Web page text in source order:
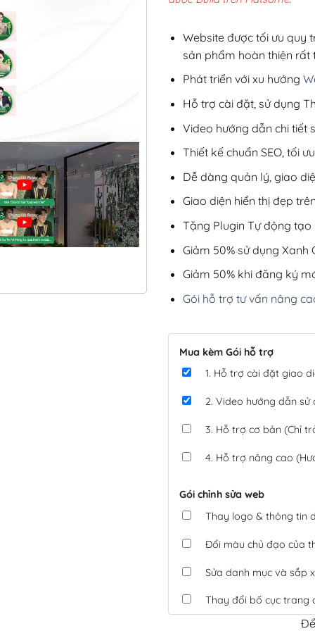
Website được tối ưu quy
sản phẩm hoàn thiện rất
Phát triển với xu hướng
Hỗ trợ cài đặt, sử dụng
Video hướng dẫn chi tiết
Thiết kế chuẩn SEO, tối
Dễ dàng quản lý, giao
Giao diện hiển thị đẹp
Tặng Plugin Tự động tạo
Giảm 50% sử dụng Xanh
Giảm 50% khi đăng ký
Gói hỗ trợ tư vấn nâng
Mua kèm Gói hỗ trợ
1. Hỗ trợ cài đặt giao
2. Video hướng dẫn
3. Hỗ trợ cơ bản (Chỉ
4. Hỗ trợ nâng cao
Gói chỉnh sửa web
Thay logo & thông tin
Đổi màu chủ đạo của
Sửa danh mục và sắp
Thay đổi bố cục trang
Tích hợp thanh toán